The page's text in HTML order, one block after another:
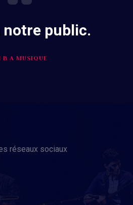
notre public.
B A MUSIQUE
réseaux sociaux